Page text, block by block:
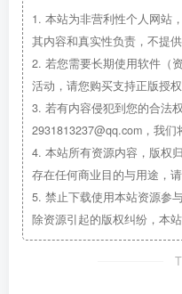
1. 本站为非营利性个人网站
其内容和真实性负责，不提
2. 若您需要长期使用软件（
活动，请您购买支持正版授
3. 若有内容侵犯到您的合法
2931813237@qq.com，我们
4. 本站所有资源内容，版权
存在任何商业目的与用途，
5. 禁止下载使用本站资源参
除资源引起的版权纠纷，本